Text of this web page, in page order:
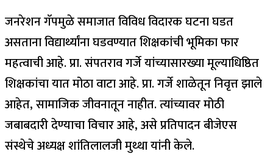
जनरेशन गॅपमुळे समाजात विविध विदारक घटना घडत
असताना विद्यार्थ्यांना घडवण्यात शिक्षकांची भूमिका फार
महत्वाची आहे. प्रा. संपतराव गर्जे यांच्यासारख्या मूल्याधिष्ठित
शिक्षकांचा यात मोठा वाटा आहे. प्रा. गर्जे शाळेतून निवृत्त झाले
आहेत, सामाजिक जीवनातून नाहीत. त्यांच्यावर मोठी
जबाबदारी देण्याचा विचार आहे, असे प्रतिपादन बीजेएस
संस्थेचे अध्यक्ष शांतिलालजी मुथ्था यांनी केले.